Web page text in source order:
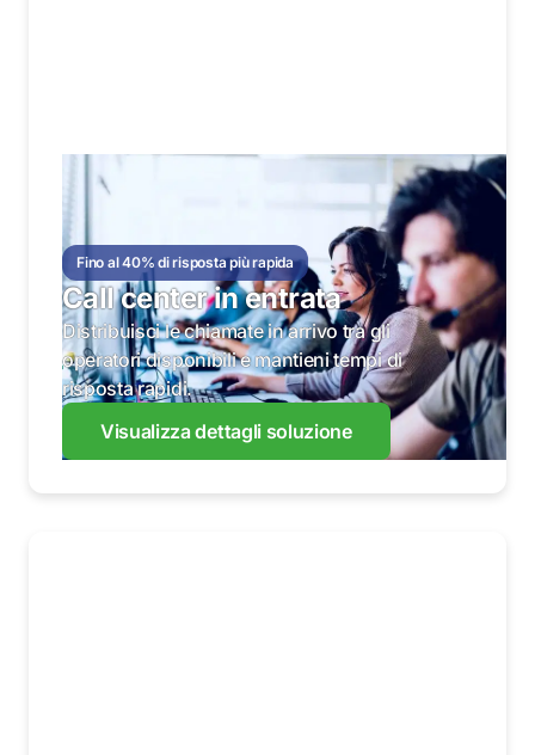
Fino al 40% di risposta più rapida
Call center in entrata
Distribuisci le chiamate in arrivo tra gli
operatori disponibili e mantieni tempi di
risposta rapidi.
Visualizza dettagli soluzione